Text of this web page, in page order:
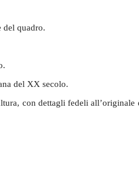
del quadro.
del XX secolo.
con dettagli fedeli